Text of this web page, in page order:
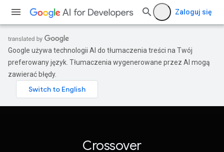
Zaloguj się
Google używa technologii AI do tłumaczenia treści na Twój
preferowany język. Tłumaczenia wygenerowane przez AI mogą
zawierać błędy.
Crossover